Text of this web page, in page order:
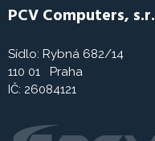
PCV Computers,
Sídlo: Rybná 682/14
110 01 Praha
IČ: 26084121